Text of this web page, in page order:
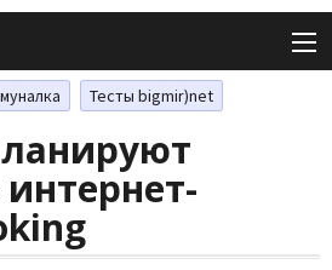
Тесты bigmir)net